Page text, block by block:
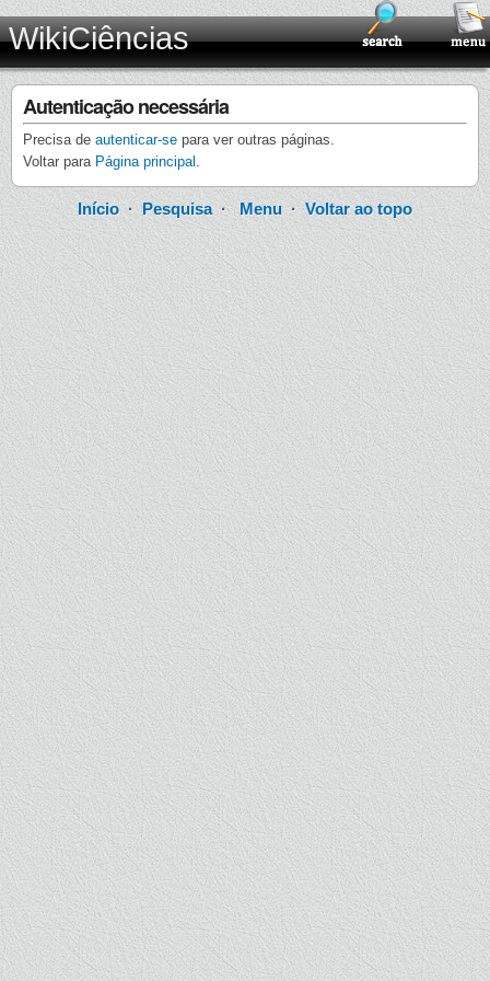
WikiCiências
Autenticação necessária
Precisa de autenticar-se para ver outras páginas.
Voltar para Página principal .
Início · Pesquisa·Menu ·Voltar ao topo